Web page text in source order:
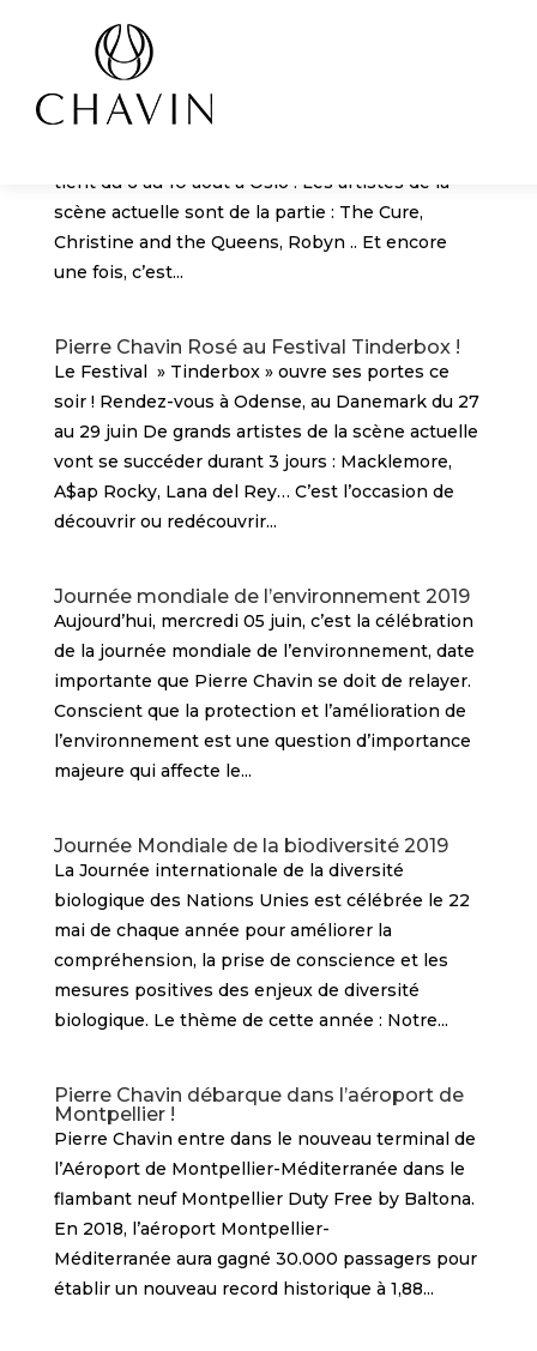
Pierre Zéro & Pierre Chavin au festival
Øyafestivalen
Direction la Norvège ! Øya festivalen, le festival le
tient du 6 au 10 août à Oslo ! Les artistes de la
scène actuelle sont de la partie : The Cure,
Christine and the Queens, Robyn .. Et encore
une fois, c’est...
Pierre Chavin Rosé au Festival Tinderbox !
Le Festival » Tinderbox » ouvre ses portes ce
soir ! Rendez-vous à Odense, au Danemark du 27
au 29 juin De grands artistes de la scène actuelle
vont se succéder durant 3 jours : Macklemore,
A$ap Rocky, Lana del Rey… C’est l’occasion de
découvrir ou redécouvrir...
Journée mondiale de l’environnement 2019
Aujourd’hui, mercredi 05 juin, c’est la célébration
de la journée mondiale de l’environnement, date
importante que Pierre Chavin se doit de relayer.
Conscient que la protection et l’amélioration de
l’environnement est une question d’importance
majeure qui affecte le...
Journée Mondiale de la biodiversité 2019
La Journée internationale de la diversité
biologique des Nations Unies est célébrée le 22
mai de chaque année pour améliorer la
compréhension, la prise de conscience et les
mesures positives des enjeux de diversité
biologique. Le thème de cette année : Notre...
Pierre Chavin débarque dans l’aéroport de
Montpellier !
Pierre Chavin entre dans le nouveau terminal de
l’Aéroport de Montpellier-Méditerranée dans le
flambant neuf Montpellier Duty Free by Baltona.
En 2018, l’aéroport Montpellier-
Méditerranée aura gagné 30.000 passagers pour
établir un nouveau record historique à 1,88...